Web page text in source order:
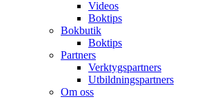
Videos
Boktips
Bokbutik
Boktips
Partners
Verktygspartners
Utbildningspartners
Om oss